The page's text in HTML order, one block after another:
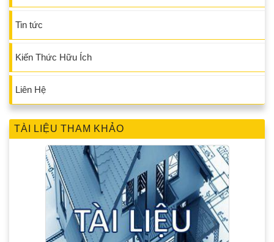
Tin tức
Kiến Thức Hữu Ích
Liên Hệ
TÀI LIỆU THAM KHẢO